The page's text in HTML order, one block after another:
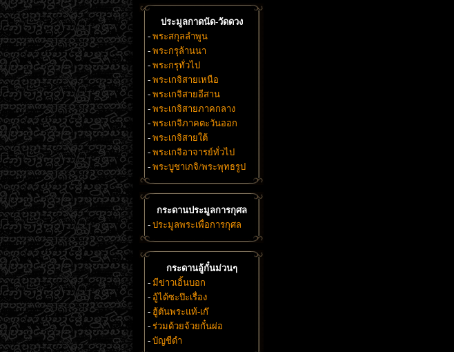
ประมูลกาดนัด-วัดดวง
- พระสกุลลำพูน
- พระกรุล้านนา
- พระกรุทั่วไป
- พระเกจิสายเหนือ
- พระเกจิสายอีสาน
- พระเกจิสายภาคกลาง
- พระเกจิภาคตะวันออก
- พระเกจิสายใต้
- พระเกจิอาจารย์ทั่วไป
- พระบูชาเกจิ/พระพุทธรูป
กระดานประมูลการกุศล
- ประมูลพระเพื่อการกุศล
กระดานอู้กั๋นม่วนๆ
- มีข่าวเอิ้นบอก
- อู้ได้ซะป๊ะเรื่อง
- ฮู้ตันพระแท้-เก๊
- ร่วมด้วยจ้วยกั๋นผ่อ
- บัญชีดำ